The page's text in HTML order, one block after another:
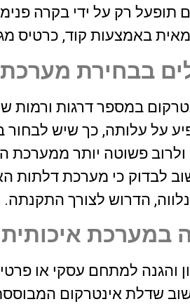
רק על ידי בקרה
באמצעות קוד, כרטיס
בבחירת מערכת
במספר דרגות ורמות
על עלותה, כך שיש
פשוטה יותר ממערכת
לבדוק כי מערכת
הדרוש לצורך התקנתה.
במערכת איכותית
והגנה למתחם עסקי או
שדלת אינטרקום